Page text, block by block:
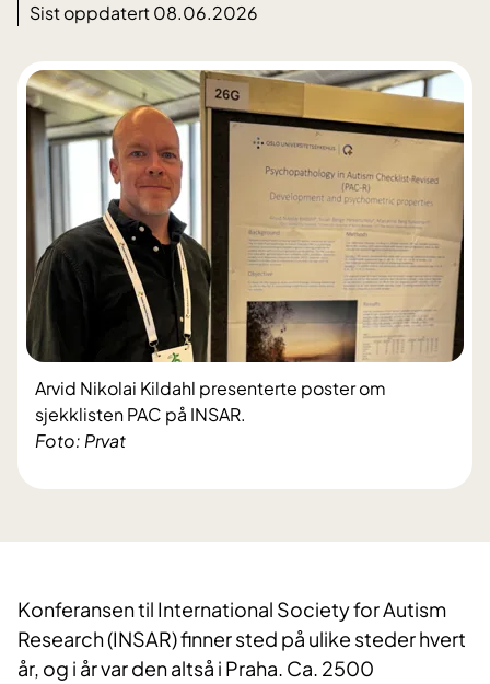
Sist oppdatert 08.06.2026
Foto: Prvat
Arvid Nikolai Kildahl presenterte poster om
sjekklisten PAC på INSAR.
Konferansen til International Society for Autism
Research (INSAR) finner sted på ulike steder hvert
år, og i år var den altså i Praha. Ca. 2500